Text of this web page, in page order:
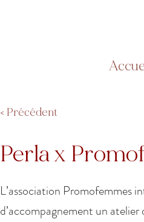
< Précédent
Perla x
L’association Promofemmes
d’accompagnement un